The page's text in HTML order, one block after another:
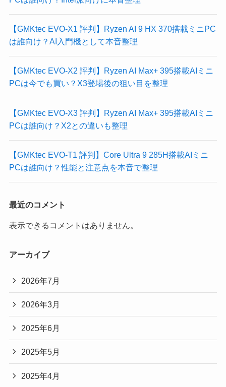
【GMKtec EVO-X1 評判】Ryzen AI 9 HX 370搭載ミニPC
は誰向け？AI入門機として本音整理
【GMKtec EVO-X2 評判】Ryzen AI Max+ 395搭載AIミニ
PCは今でも買い？X3登場後の狙い目を整理
【GMKtec EVO-X3 評判】Ryzen AI Max+ 395搭載AIミニ
PCは誰向け？X2との違いも整理
【GMKtec EVO-T1 評判】Core Ultra 9 285H搭載AIミニ
PCは誰向け？性能と注意点を本音で整理
最近のコメント
表示できるコメントはありません。
アーカイブ
2026年7月
2026年3月
2025年6月
2025年5月
2025年4月